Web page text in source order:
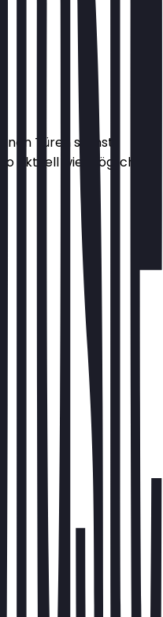
Türen stehst,
aktuell wie möglich.